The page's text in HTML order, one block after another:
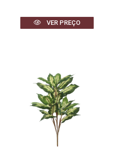
VER PREÇO